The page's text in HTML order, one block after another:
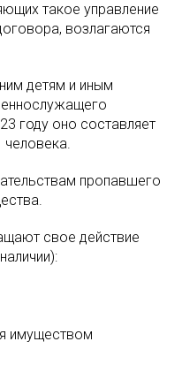
такое управление
возлагаются
детям и иным
году оно составляет
пропавшего
свое действие
имуществом